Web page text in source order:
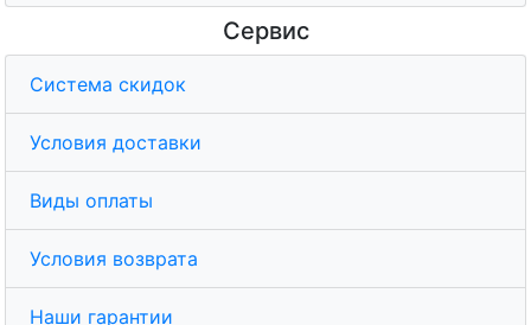
Сервис
Система скидок
Условия доставки
Виды оплаты
Условия возврата
Наши гарантии